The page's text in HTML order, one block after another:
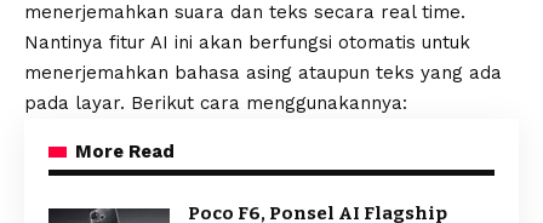
menerjemahkan suara dan teks secara real time.
Nantinya fitur AI ini akan berfungsi otomatis untuk
menerjemahkan bahasa asing ataupun teks yang ada
pada layar. Berikut cara menggunakannya:
More Read
Poco F6, Ponsel AI Flagship